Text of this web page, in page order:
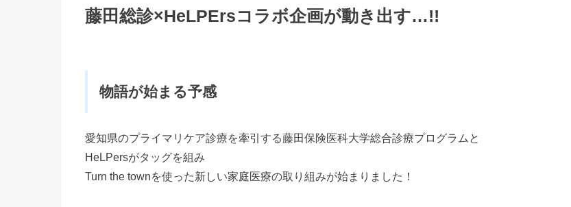
藤田総診×HeLPErsコラボ企画が動き出す…!!
物語が始まる予感
愛知県のプライマリケア診療を牽引する藤田保険医科大学総合診療プログラムと
HeLPersがタッグを組み
Turn the townを使った新しい家庭医療の取り組みが始まりました！